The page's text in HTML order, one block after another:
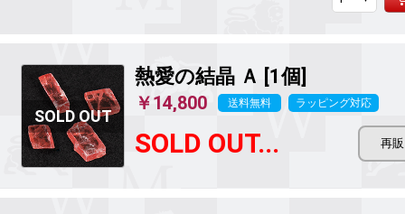
熱愛の結晶 Ａ [1個]
￥14,800 送料無料 ラッピング対応
SOLD OUT...